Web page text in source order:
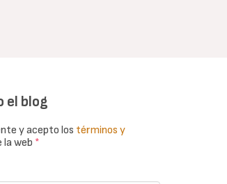
el blog
y acepto los términos y
la web *